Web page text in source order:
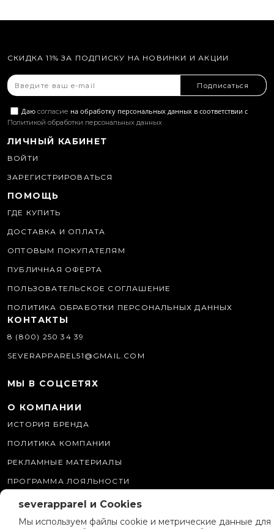
СКИДКА 11% ЗА ПОДПИСКУ НА НОВИНКИ И АКЦИИ
Подписаться
Даю согласие на обработку персональных данных в соответствии с
Политикой обработки персональных данных
ЛИЧНЫЙ КАБИНЕТ
ВОЙТИ
ЗАРЕГИСТРИРОВАТЬСЯ
ПОМОЩЬ
ГДЕ КУПИТЬ
ДОСТАВКА И ОПЛАТА
ОПТОВЫМ ПОКУПАТЕЛЯМ
ПУБЛИЧНАЯ ОФЕРТА
ПОЛЬЗОВАТЕЛЬСКОЕ СОГЛАШЕНИЕ
ПОЛИТИКА ОБРАБОТКИ ПЕРСОНАЛЬНЫХ ДАННЫХ
КОНТАКТЫ
8 (800) 250 34 39
SEVERAPPAREL51@GMAIL.COM
МЫ В СОЦСЕТЯХ
О КОМПАНИИ
ИСТОРИЯ БРЕНДА
ПОЛИТИКА КОМПАНИИ
РЕКЛАМНЫЕ МАТЕРИАЛЫ
ПРОГРАММА ЛОЯЛЬНОСТИ
severapparel и Cookies
Мы используем файлы cookie и метрические данные для